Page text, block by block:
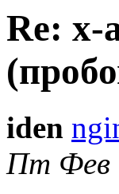
Re: x-
iden
Пт Фев